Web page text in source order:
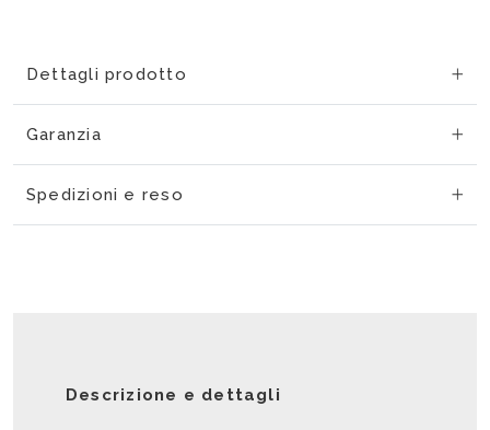
Dettagli prodotto
Garanzia
Spedizioni e reso
Descrizione e dettagli